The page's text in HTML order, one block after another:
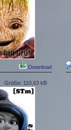
Download
Größe: 110,63 kB